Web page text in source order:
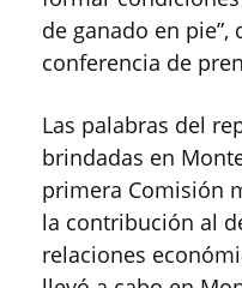
de ganado en pie”,
conferencia de
Las palabras del
brindadas en
primera Comisión
la contribución al
relaciones